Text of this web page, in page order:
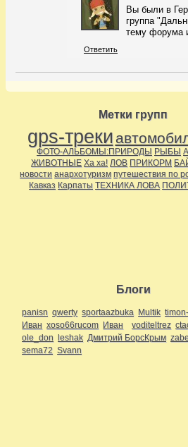
Вы были в
группа
тему форума
Ответить
Метки групп
gps-треки
ФОТО-АЛЬБОМЫ:ПРИРОДЫ РЫБЫ
ЖИВОТНЫЕ Ха ха! ЛОВ ПРИКОРМ
новости анархотуризм путешествия по
Кавказ Карпаты ТЕХНИКА ЛОВА
Блоги
panisn qwerty sportaazbuka Multik
Иван xoso66rucom Иван voditeltrez
ole_don leshak Дмитрий БорсКрым
sema72 Svann